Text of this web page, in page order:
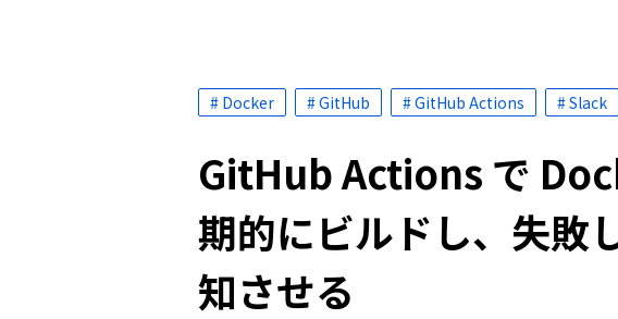
# Docker # GitHub # GitHub Actions # Slack
GitHub Actions で
期的にビルドし、失敗
知させる